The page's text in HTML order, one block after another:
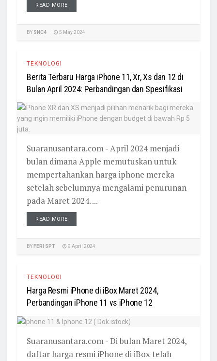
READ MORE
BY SNC4 5 May 2024
TEKNOLOGI
Berita Terbaru Harga iPhone 11, Xr, Xs dan 12 di
Bulan April 2024: Perbandingan dan Spesifikasi
Suaranusantara.com - April 2024 menjadi
bulan dimana Apple memutuskan untuk
mempertahankan harga iphone mereka
setelah sebelumnya mengalami penurunan
pada Maret 2024. ...
READ MORE
BY FERI SPT 9 April 2024
TEKNOLOGI
Harga Resmi iPhone di iBox Maret 2024,
Perbandingan iPhone 11 vs iPhone 12
Suaranusantara.com - Di bulan Maret 2024,
daftar harga resmi iPhone di iBox telah